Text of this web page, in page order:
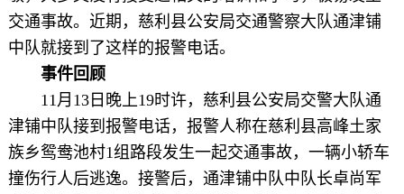
交通事故。近期，慈利县公安局交通警察大队通津铺
中队就接到了这样的报警电话。
事件回顾
11月13日晚上19时许，慈利县公安局交警大队通
津铺中队接到报警电话，报警人称在慈利县高峰土家
族乡鸳鸯池村1组路段发生一起交通事故，一辆小轿车
撞伤行人后逃逸。接警后，通津铺中队中队长卓尚军